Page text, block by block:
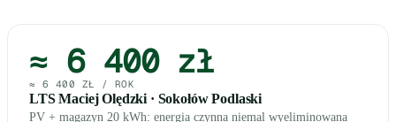
≈ 6 400 zł
≈ 6 400 ZŁ / ROK
LTS Maciej Olędzki · Sokołów Podlaski
PV + magazyn 20 kWh: energia czynna niemal wyeliminowana